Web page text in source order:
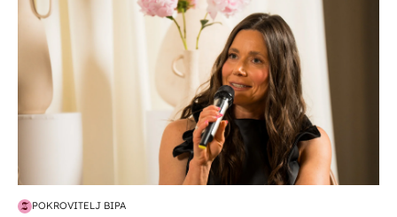
POKROVITELJ BIPA